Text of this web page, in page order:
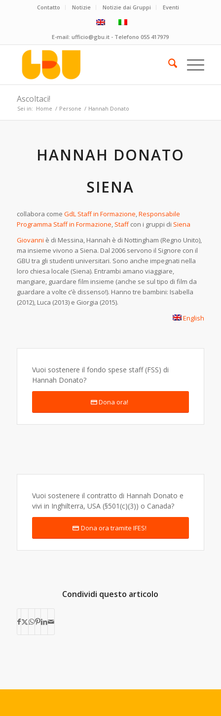
Contatto Notizie Notizie dai Gruppi Eventi
E-mail:ufficio@gbu.it - Telefono055 417979
Ascoltaci!
Sei in: Home / Persone / Hannah Donato
HANNAH DONATO
SIENA
collabora come GdL Staff in Formazione,Responsabile
Programma Staff in Formazione, Staffcon i gruppi di Siena
Giovanni è di Messina, Hannah è di Nottingham (Regno Unito),
ma insieme vivono a Siena. Dal 2006 servono il Signore con il
GBU tra gli studenti universitari. Sono anche impegnati nella
loro chiesa locale (Siena). Entrambi amano viaggiare,
mangiare, guardare film insieme (anche se sul tipo di film da
guardare a volte c’è dissenso!). Hanno tre bambini: Isabella
(2012), Luca (2013) e Giorgia (2015).
English
Vuoi sostenere il fondo spese staff (FSS) di
Hannah Donato?
Dona ora!
Vuoi sostenere il contratto di Hannah Donato e
vivi in Inghilterra, USA (§501(c)(3)) o Canada?
Dona ora tramite IFES!
Condividi questo articolo